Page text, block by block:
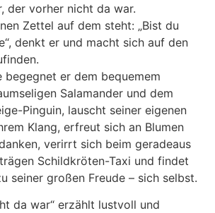
der vorher nicht da war.
Zettel auf dem steht: „Bist du
denkt er und macht sich auf den
begegnet er dem bequemem
Salamander und dem
Pinguin, lauscht seiner eigenen
Klang, erfreut sich an Blumen
verirrt sich beim geradeaus
Schildkröten-Taxi und findet
seiner großen Freude – sich selbst.
da war“ erzählt lustvoll und